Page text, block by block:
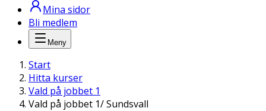
Mina sidor
Bli medlem
Meny
Start
Hitta kurser
Vald på jobbet 1
Vald på jobbet 1/ Sundsvall